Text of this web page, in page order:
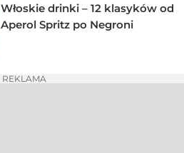
Włoskie drinki – 12 klasyków od
Aperol Spritz po Negroni
REKLAMA